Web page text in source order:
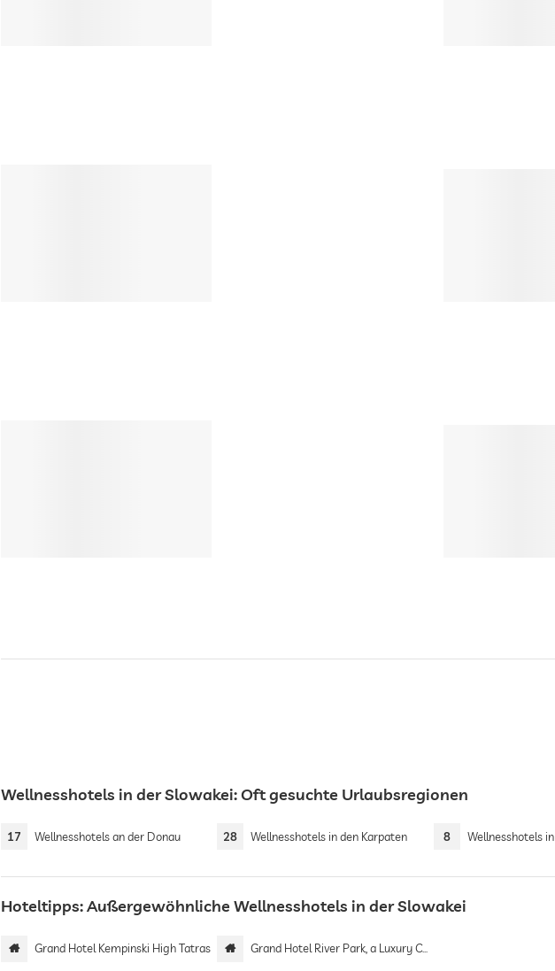
Wellnesshotels in der Slowakei: Oft gesuchte Urlaubsregionen
17 Wellnesshotels an der Donau 28 Wellnesshotels in den Karpaten 8 Wellnesshotels
Hoteltipps: Außergewöhnliche Wellnesshotels in der Slowakei
Grand Hotel Kempinski High Tatras Grand Hotel River Park, a Luxury Collection Hotel, Bratislava